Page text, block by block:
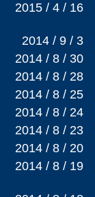
2015 / 4 / 16
2014 / 9 / 3
2014 / 8 / 30
2014 / 8 / 28
2014 / 8 / 25
2014 / 8 / 24
2014 / 8 / 23
2014 / 8 / 20
2014 / 8 / 19